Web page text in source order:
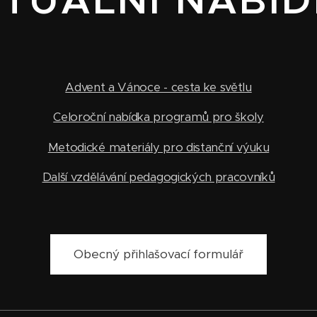
Advent a Vánoce - cesta ke světlu
Celoroční nabídka programů pro školy
Metodické materiály pro distanční výuku
Další vzdělávání pedagogických pracovníků
Obecný přihlašovací formulář